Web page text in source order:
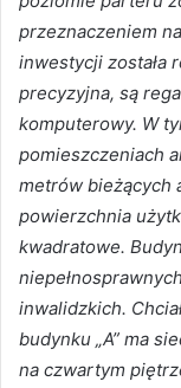
przeznaczeniem
inwestycji została
precyzyjna, są
komputerowy. W
pomieszczeniach
metrów bieżących
powierzchnia
kwadratowe.
inwalidzkich.
budynku „A” ma
na czwartym